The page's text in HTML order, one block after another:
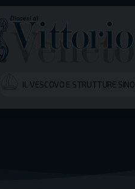
IL VESCOVO E STRUTTURE